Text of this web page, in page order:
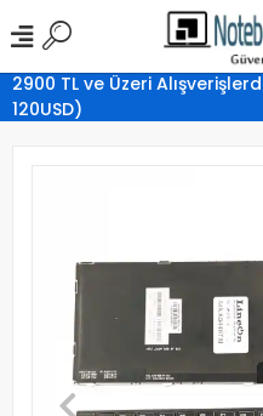
2900 TL ve Üzeri
120USD)